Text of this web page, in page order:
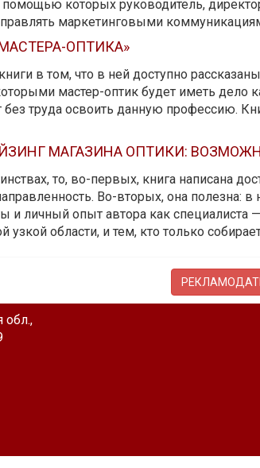
помощью которых руководитель,
маркетинговыми
ОПТИКА»
в том, что в ней доступно
мастер-оптик будет иметь дело
без труда освоить данную профессию.
МАГАЗИНА ОПТИКИ:
то, во-первых, книга написана
Во-вторых, она полезна:
и личный опыт автора как специалиста
узкой области, и тем, кто только
обл.,